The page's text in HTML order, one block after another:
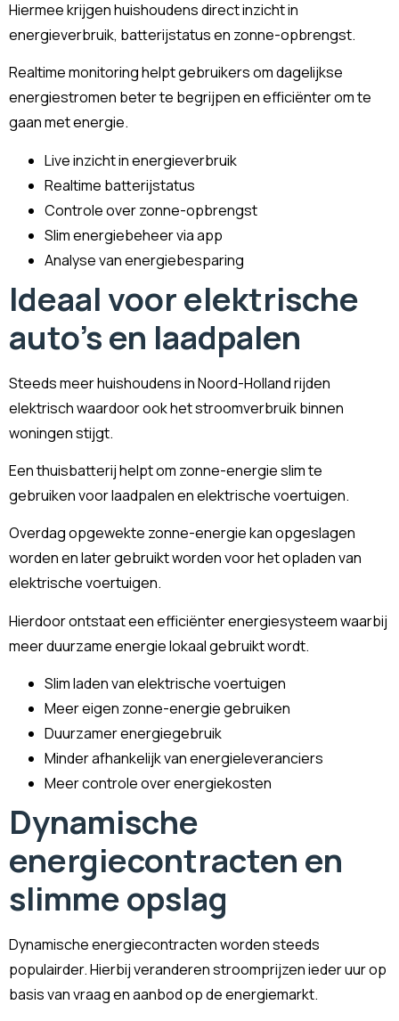
Hiermee krijgen huishoudens direct inzicht in
energieverbruik, batterijstatus en zonne-opbrengst.
Realtime monitoring helpt gebruikers om dagelijkse
energiestromen beter te begrijpen en efficiënter om te
gaan met energie.
Live inzicht in energieverbruik
Realtime batterijstatus
Controle over zonne-opbrengst
Slim energiebeheer via app
Analyse van energiebesparing
Ideaal voor elektrische
auto's en laadpalen
Steeds meer huishoudens in Noord-Holland rijden
elektrisch waardoor ook het stroomverbruik binnen
woningen stijgt.
Een thuisbatterij helpt om zonne-energie slim te
gebruiken voor laadpalen en elektrische voertuigen.
Overdag opgewekte zonne-energie kan opgeslagen
worden en later gebruikt worden voor het opladen van
elektrische voertuigen.
Hierdoor ontstaat een efficiënter energiesysteem waarbij
meer duurzame energie lokaal gebruikt wordt.
Slim laden van elektrische voertuigen
Meer eigen zonne-energie gebruiken
Duurzamer energiegebruik
Minder afhankelijk van energieleveranciers
Meer controle over energiekosten
Dynamische
energiecontracten en
slimme opslag
Dynamische energiecontracten worden steeds
populairder. Hierbij veranderen stroomprijzen ieder uur op
basis van vraag en aanbod op de energiemarkt.